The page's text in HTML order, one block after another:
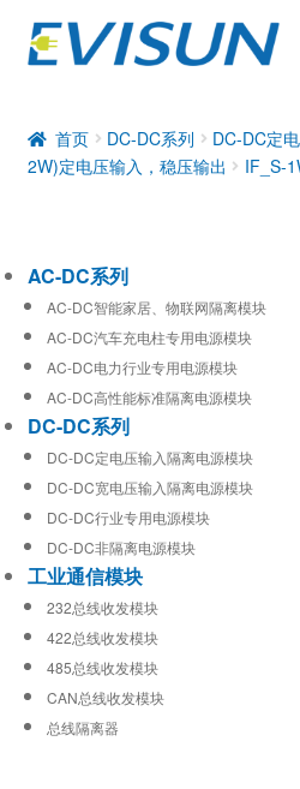
DC-DC系列
工业通信模块
首页 DC-DC系列 DC-DC定
2W)定电压输入，稳压输出
IF_S-
AC-DC系列
AC-DC智能家居、物联网隔离模块
AC-DC汽车充电柱专用电源模块
AC-DC电力行业专用电源模块
AC-DC高性能标准隔离电源模块
DC-DC系列
DC-DC定电压输入隔离电源模块
DC-DC宽电压输入隔离电源模块
DC-DC行业专用电源模块
DC-DC非隔离电源模块
工业通信模块
232总线收发模块
422总线收发模块
485总线收发模块
CAN总线收发模块
总线隔离器